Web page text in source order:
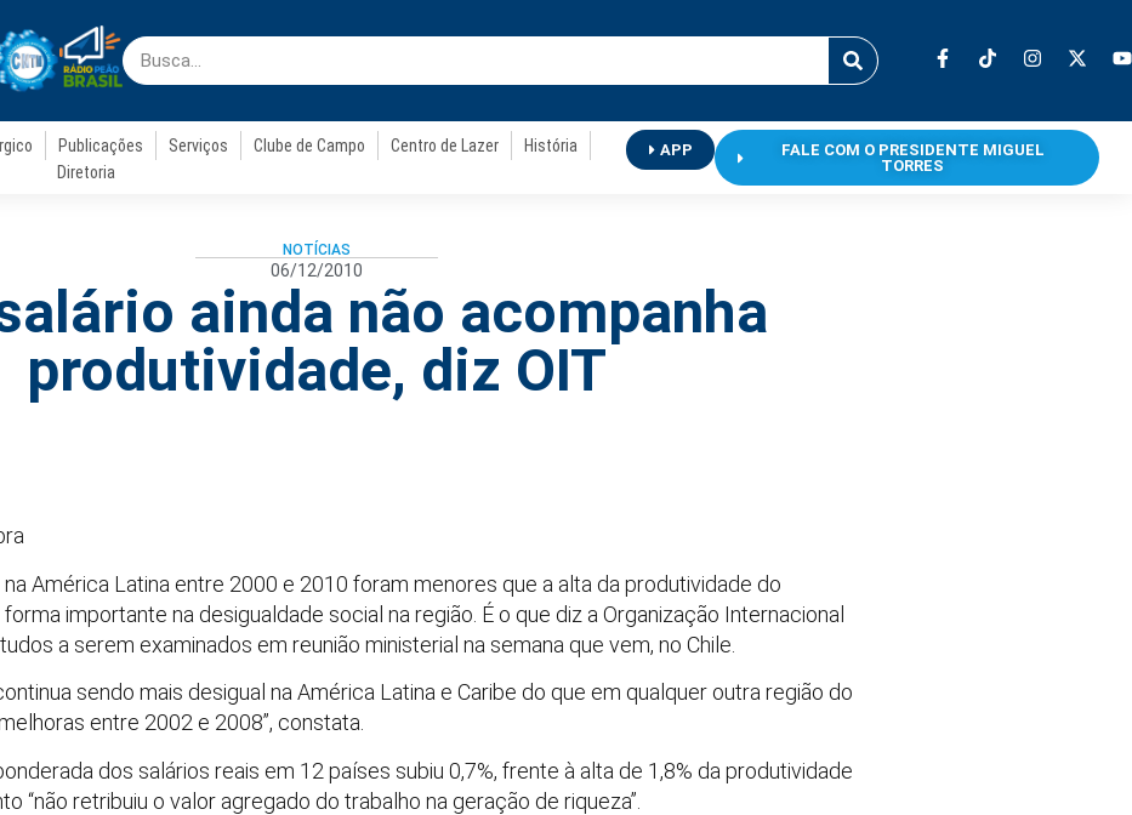
Publicações Serviços Clube de Campo Centro de Lazer
História
Diretoria
APP
FALE COM O PRESIDENTE MIGUEL
TORRES
NOTÍCIAS
06/12/2010
ainda não acompanha
produtividade, diz OIT
América Latina entre 2000 e 2010 foram menores que a alta da produtividade do
importante na desigualdade social na região. É o que diz a Organização Internacional
a serem examinados em reunião ministerial na semana que vem, no Chile.
sendo mais desigual na América Latina e Caribe do que em qualquer outra região do
entre 2002 e 2008”, constata.
dos salários reais em 12 países subiu 0,7%, frente à alta de 1,8% da produtividade
“não retribuiu o valor agregado do trabalho na geração de riqueza”.